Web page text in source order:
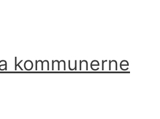
kommunerne